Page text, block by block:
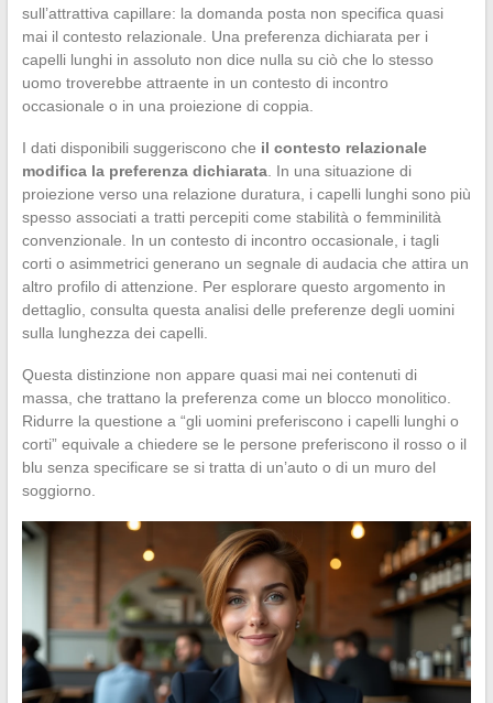
sull’attrattiva capillare: la domanda posta non specifica quasi
mai il contesto relazionale. Una preferenza dichiarata per i
capelli lunghi in assoluto non dice nulla su ciò che lo stesso
uomo troverebbe attraente in un contesto di incontro
occasionale o in una proiezione di coppia.
I dati disponibili suggeriscono che il contesto relazionale
modifica la preferenza dichiarata. In una situazione di
proiezione verso una relazione duratura, i capelli lunghi sono più
spesso associati a tratti percepiti come stabilità o femminilità
convenzionale. In un contesto di incontro occasionale, i tagli
corti o asimmetrici generano un segnale di audacia che attira un
altro profilo di attenzione. Per esplorare questo argomento in
dettaglio, consulta questa analisi delle preferenze degli uomini
sulla lunghezza dei capelli.
Questa distinzione non appare quasi mai nei contenuti di
massa, che trattano la preferenza come un blocco monolitico.
Ridurre la questione a “gli uomini preferiscono i capelli lunghi o
corti” equivale a chiedere se le persone preferiscono il rosso o il
blu senza specificare se si tratta di un’auto o di un muro del
soggiorno.